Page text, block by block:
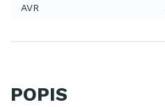
AVR
POPIS